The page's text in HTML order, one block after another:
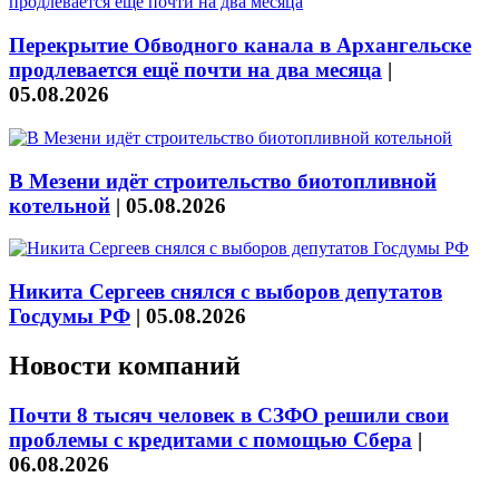
Перекрытие Обводного канала в Архангельске
продлевается ещё почти на два месяца |
05.08.2026
В Мезени идёт строительство биотопливной
котельной | 05.08.2026
Никита Сергеев снялся с выборов депутатов
Госдумы РФ | 05.08.2026
Новости компаний
Почти 8 тысяч человек в СЗФО решили свои
проблемы с кредитами с помощью Сбера |
06.08.2026